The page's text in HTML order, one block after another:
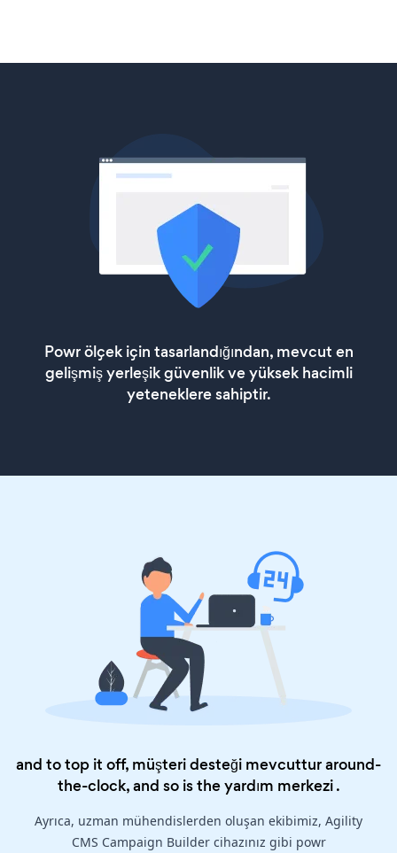
Powr ölçek için tasarlandığından, mevcut en
gelişmiş yerleşik güvenlik ve yüksek hacimli
yeteneklere sahiptir.
and to top it off, müşteri desteği mevcuttur around-
the-clock, and so is theyardım merkezi.
Ayrıca, uzman mühendislerden oluşan ekibimiz, Agility
CMS Campaign Builder cihazınız gibi powr